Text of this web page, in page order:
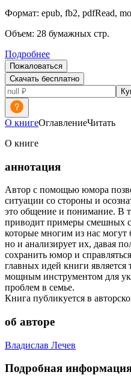
Формат: epub, fb2, pdfRead,
Объем: 28 бумажных стр.
Подробнее
Пожаловаться
Скачать бесплатно
О книгеОглавлениеЧитать
О книге
аннотация
Автор с помощью юмора
ситуации со стороны и
это общение и понимание. В
приводит примеры смешных
которые многим из нас
но и анализирует их, давая
сохранить юмор и
главных идей книги
мощным инструментом для
проблем в семье.
Книга публикуется в
об авторе
Владислав Лечев
Подробная